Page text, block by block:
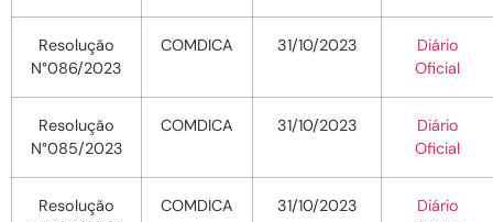
Resolução
N°086/2023
COMDICA 31/10/2023
Diário
Oficial
Resolução
N°085/2023
COMDICA 31/10/2023
Diário
Oficial
Resolução
COMDICA 31/10/2023
Diário